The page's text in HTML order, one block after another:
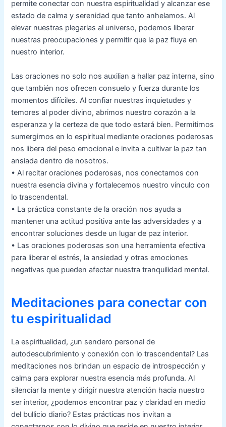
permite conectar con nuestra espiritualidad y alcanzar ese
estado de calma y serenidad que tanto anhelamos. Al
elevar nuestras plegarias al universo, podemos liberar
nuestras preocupaciones y permitir que la paz fluya en
nuestro interior.
Las oraciones no solo nos auxilian a hallar paz interna, sino
que también nos ofrecen consuelo y fuerza durante los
momentos difíciles. Al confiar nuestras inquietudes y
temores al poder divino, abrimos nuestro corazón a la
esperanza y la certeza de que todo estará bien. Permitirnos
sumergirnos en lo espiritual mediante oraciones poderosas
nos libera del peso emocional e invita a cultivar la paz tan
ansiada dentro de nosotros.
• Al recitar oraciones poderosas, nos conectamos con
nuestra esencia divina y fortalecemos nuestro vínculo con
lo trascendental.
• La práctica constante de la oración nos ayuda a
mantener una actitud positiva ante las adversidades y a
encontrar soluciones desde un lugar de paz interior.
• Las oraciones poderosas son una herramienta efectiva
para liberar el estrés, la ansiedad y otras emociones
negativas que pueden afectar nuestra tranquilidad mental.
Meditaciones para conectar con
tu espiritualidad
La espiritualidad, ¿un sendero personal de
autodescubrimiento y conexión con lo trascendental? Las
meditaciones nos brindan un espacio de introspección y
calma para explorar nuestra esencia más profunda. Al
silenciar la mente y dirigir nuestra atención hacia nuestro
ser interior, ¿podemos encontrar paz y claridad en medio
del bullicio diario? Estas prácticas nos invitan a